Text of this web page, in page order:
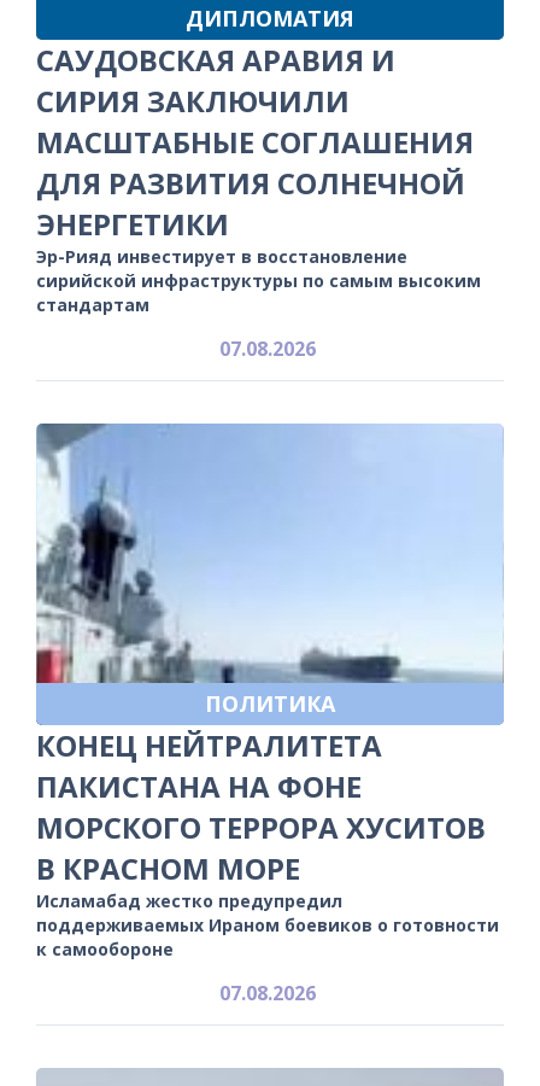
ДИПЛОМАТИЯ
САУДОВСКАЯ АРАВИЯ И
СИРИЯ ЗАКЛЮЧИЛИ
МАСШТАБНЫЕ СОГЛАШЕНИЯ
ДЛЯ РАЗВИТИЯ СОЛНЕЧНОЙ
ЭНЕРГЕТИКИ
Эр-Рияд инвестирует в восстановление
сирийской инфраструктуры по самым высоким
стандартам
07.08.2026
ПОЛИТИКА
КОНЕЦ НЕЙТРАЛИТЕТА
ПАКИСТАНА НА ФОНЕ
МОРСКОГО ТЕРРОРА ХУСИТОВ
В КРАСНОМ МОРЕ
Исламабад жестко предупредил
поддерживаемых Ираном боевиков о готовности
к самообороне
07.08.2026